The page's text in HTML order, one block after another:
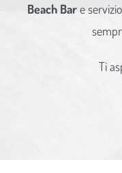
Beach Bare
Ti